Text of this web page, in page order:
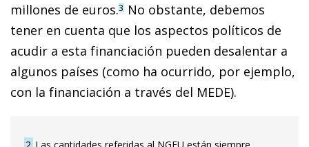
millones de euros.3 No obstante, debemos
tener en cuenta que los aspectos políticos de
acudir a esta financiación pueden desalentar a
algunos países (como ha ocurrido, por ejemplo,
con la financiación a través del MEDE).
2 Las cantidades referidas al NGEU están siempre